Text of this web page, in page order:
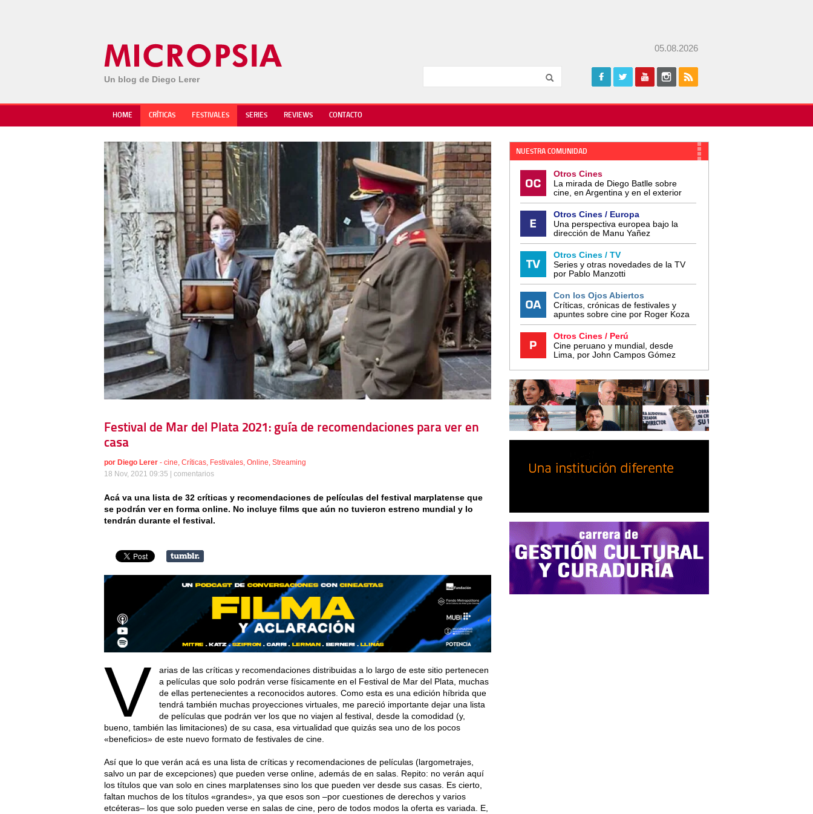
Un blog de Diego Lerer
05.08.2026
HOME CRÍTICAS FESTIVALES SERIES REVIEWS CONTACTO
Festival de Mar del Plata 2021: guía de recomendaciones para ver en
casa
por Diego Lerer - cine, Críticas, Festivales, Online, Streaming
18 Nov, 2021 09:35 | comentarios
Acá va una lista de 32 críticas y recomendaciones de películas del festival marplatense que
se podrán ver en forma online. No incluye films que aún no tuvieron estreno mundial y lo
tendrán durante el festival.
V
arias de las críticas y recomendaciones distribuidas a lo largo de este sitio pertenecen
a películas que solo podrán verse físicamente en el Festival de Mar del Plata, muchas
de ellas pertenecientes a reconocidos autores. Como esta es una edición híbrida que
tendrá también muchas proyecciones virtuales, me pareció importante dejar una lista
de películas que podrán ver los que no viajen al festival, desde la comodidad (y,
bueno, también las limitaciones) de su casa, esa virtualidad que quizás sea uno de los pocos
«beneficios» de este nuevo formato de festivales de cine.
Así que lo que verán acá es una lista de críticas y recomendaciones de películas (largometrajes,
salvo un par de excepciones) que pueden verse online, además de en salas. Repito: no verán aquí
los títulos que van solo en cines marplatenses sino los que pueden ver desde sus casas. Es cierto,
faltan muchos de los títulos «grandes», ya que esos son –por cuestiones de derechos y varios
etcéteras– los que solo pueden verse en salas de cine, pero de todos modos la oferta es variada. E,
NUESTRA COMUNIDAD
Otros Cines
La mirada de Diego Batlle sobre
cine, en Argentina y en el exterior
Otros Cines / Europa
Una perspectiva europea bajo la
dirección de Manu Yañez
Otros Cines / TV
Series y otras novedades de la TV
por Pablo Manzotti
Con los Ojos Abiertos
Críticas, crónicas de festivales y
apuntes sobre cine por Roger Koza
Otros Cines / Perú
Cine peruano y mundial, desde
Lima, por John Campos Gómez